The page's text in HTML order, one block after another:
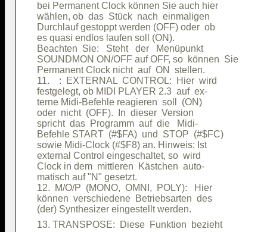
bei Permanent Clock können Sie auch hier
wählen, ob  das  Stück  nach  einmaligen
Durchlauf gestoppt werden (OFF) oder  ob
es quasi endlos laufen soll (ON).
Beachten  Sie:   Steht   der   Menüpunkt
SOUNDMON ON/OFF auf OFF, so  können  Sie
Permanent Clock nicht  auf  ON  stellen.
11.    :  EXTERNAL  CONTROL:  Hier  wird
festgelegt, ob MIDI PLAYER 2.3  auf  ex-
terne Midi-Befehle reagieren  soll  (ON)
oder  nicht  (OFF).  In  dieser  Version
spricht  das  Programm  auf  die   Midi-
Befehle START  (#$FA)  und  STOP  (#$FC)
sowie Midi-Clock (#$F8) an. Hinweis: Ist
external Control eingeschaltet, so  wird
Clock in dem  mittleren  Kästchen  auto-
matisch auf "N" gesetzt.
12.  M/O/P  (MONO,  OMNI,  POLY):   Hier
können  verschiedene  Betriebsarten  des